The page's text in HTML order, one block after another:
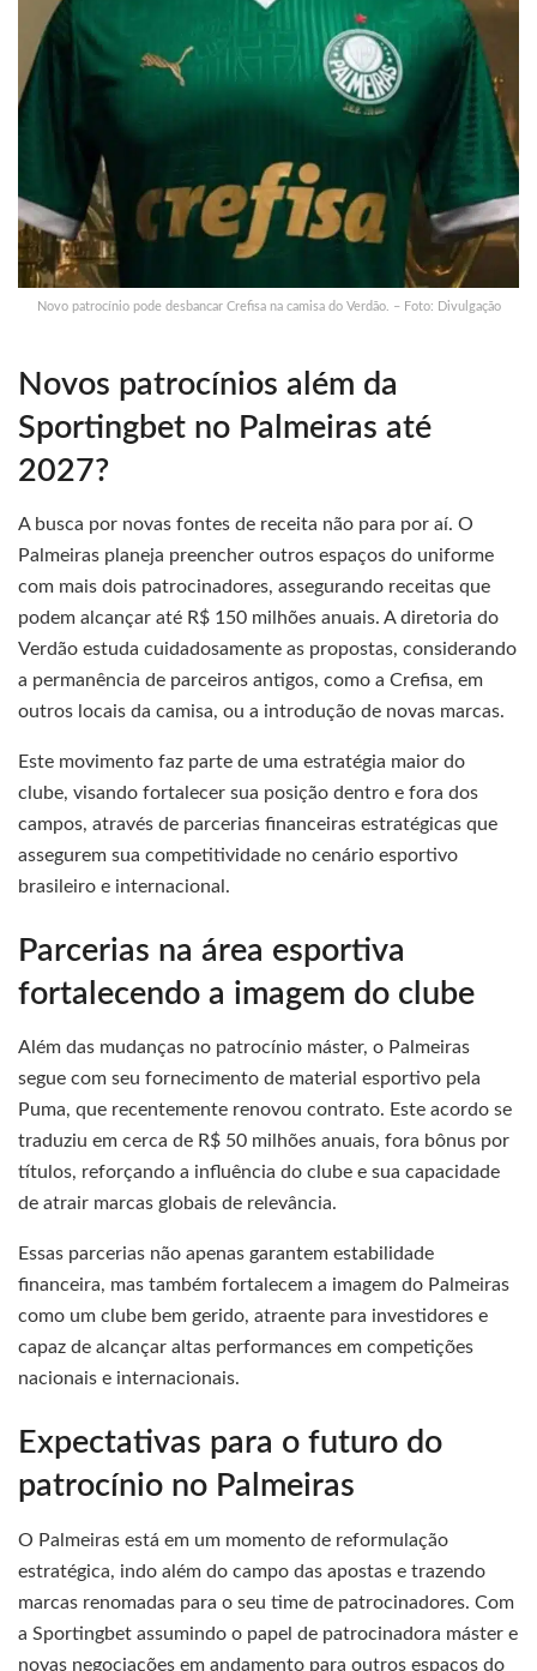
Novo patrocínio pode desbancar Crefisa na camisa do Verdão. – Foto: Divulgação
Novos patrocínios além da
Sportingbet no Palmeiras até
2027?
A busca por novas fontes de receita não para por aí. O
Palmeiras planeja preencher outros espaços do uniforme
com mais dois patrocinadores, assegurando receitas que
podem alcançar até R$ 150 milhões anuais. A diretoria do
Verdão estuda cuidadosamente as propostas, considerando
a permanência de parceiros antigos, como a Crefisa, em
outros locais da camisa, ou a introdução de novas marcas.
Este movimento faz parte de uma estratégia maior do
clube, visando fortalecer sua posição dentro e fora dos
campos, através de parcerias financeiras estratégicas que
assegurem sua competitividade no cenário esportivo
brasileiro e internacional.
Parcerias na área esportiva
fortalecendo a imagem do clube
Além das mudanças no patrocínio máster, o Palmeiras
segue com seu fornecimento de material esportivo pela
Puma, que recentemente renovou contrato. Este acordo se
traduziu em cerca de R$ 50 milhões anuais, fora bônus por
títulos, reforçando a influência do clube e sua capacidade
de atrair marcas globais de relevância.
Essas parcerias não apenas garantem estabilidade
financeira, mas também fortalecem a imagem do Palmeiras
como um clube bem gerido, atraente para investidores e
capaz de alcançar altas performances em competições
nacionais e internacionais.
Expectativas para o futuro do
patrocínio no Palmeiras
O Palmeiras está em um momento de reformulação
estratégica, indo além do campo das apostas e trazendo
marcas renomadas para o seu time de patrocinadores. Com
a Sportingbet assumindo o papel de patrocinadora máster e
novas negociações em andamento para outros espaços do